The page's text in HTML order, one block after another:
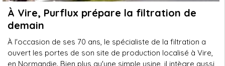
À Vire, Purflux prépare la filtration de
demain
À l'occasion de ses 70 ans, le spécialiste de la filtration a
ouvert les portes de son site de production localisé à Vire,
en Normandie. Bien plus qu'une simple usine, il intègre aussi